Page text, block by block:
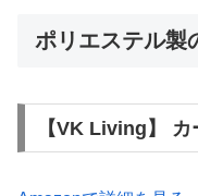
ポリエステル製
【VK Living】